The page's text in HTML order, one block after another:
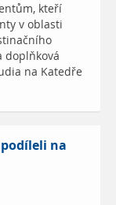
kteří
v oblasti
doplňková
na Katedře
na